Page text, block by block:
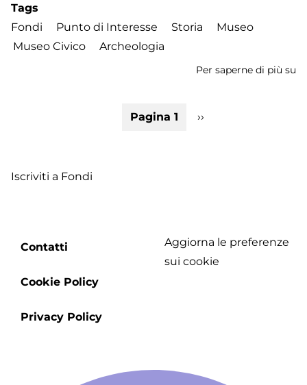
Tags
Fondi
Punto di Interesse Storia
Museo
Museo Civico
Archeologia
Per saperne di più su
Pagina 1
Pagina
››
Iscriviti a Fondi
Footer
Contatti
Cookie Policy
Privacy Policy
Aggiorna le preferenze
sui cookie